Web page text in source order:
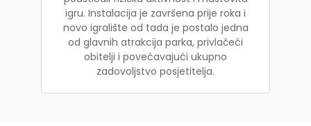
igru. Instalacija je završena prije roka i
novo igralište od tada je postalo jedna
od glavnih atrakcija parka, privlačeći
obitelji i povećavajući ukupno
zadovoljstvo posjetitelja.